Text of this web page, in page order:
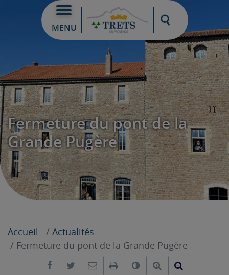
MENU
Moteur de
Fermeture du pont de la
Grande Pugère
Accueil
Actualités
Fermeture du pont de la Grande Pugère
Partager sur Facebook
Partager sur Twitter
Envoyer par e-mail
ImprimerChanger leAgrandir le